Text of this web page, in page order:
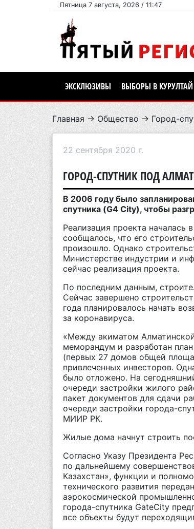
Пятница 7 августа, 2026 / 11:47
ЭКСКЛЮЗИВЫ ВЫБОРЫ В КУРУЛТАЙ
Главная → Общество → Город-
22 сентября 2020 г.
ГОРОД-СПУТНИК ПОД
В 2006 году было
спутника (G4 City), чтобы
Реализация проекта
сообщалось, что его
произошло. Однако
Министерстве индустрии и
сейчас реализация проекта.
По последним данным,
Сейчас завершено
года планировалось начать
за коронавируса.
«Между акиматом
меморандум и разработан
(первых 27 домов общей
привлеченных инвесторов.
было отложено. На
очереди застройки жилого
пакет документов для сдачи
очереди застройки города-
МИИР РК.
Жилые дома начнут строить
Согласно Указу Президента
по дальнейшему
Казахстан», функции и
технического развития
аэрокосмической
города-спутника GateCity
все объекты будут